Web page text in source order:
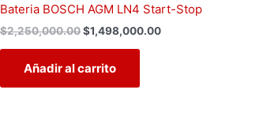
Bateria BOSCH AGM LN4 Start-Stop
$2,250,000.00$1,498,000.00
Añadir al carrito